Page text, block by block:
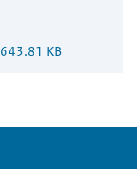
643.81 KB